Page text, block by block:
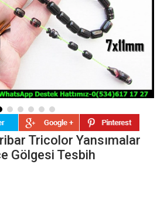
Tricolor Yansımalar
Gölgesi Tesbih